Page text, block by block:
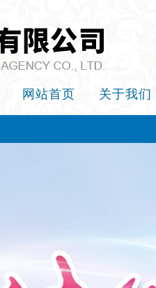
网站首页 关于我们